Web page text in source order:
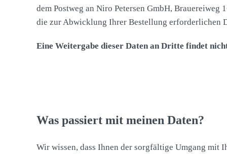
dem Postweg an Niro Petersen GmbH,
die zur Abwicklung Ihrer Bestellung erforderlichen
Eine Weitergabe dieser Daten an Dritte findet
Was passiert mit meinen Daten?
Wir wissen, dass Ihnen der sorgfältige Umgang mit